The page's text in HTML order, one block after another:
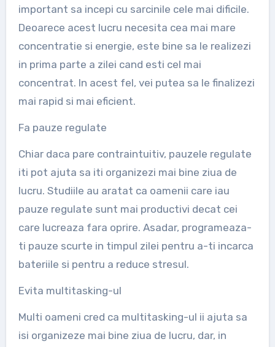
important sa incepi cu sarcinile cele mai dificile.
Deoarece acest lucru necesita cea mai mare
concentratie si energie, este bine sa le realizezi
in prima parte a zilei cand esti cel mai
concentrat. In acest fel, vei putea sa le finalizezi
mai rapid si mai eficient.
Fa pauze regulate
Chiar daca pare contraintuitiv, pauzele regulate
iti pot ajuta sa iti organizezi mai bine ziua de
lucru. Studiile au aratat ca oamenii care iau
pauze regulate sunt mai productivi decat cei
care lucreaza fara oprire. Asadar, programeaza-
ti pauze scurte in timpul zilei pentru a-ti incarca
bateriile si pentru a reduce stresul.
Evita multitasking-ul
Multi oameni cred ca multitasking-ul ii ajuta sa
isi organizeze mai bine ziua de lucru, dar, in